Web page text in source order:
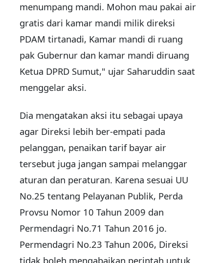
menumpang mandi. Mohon mau pakai air
gratis dari kamar mandi milik direksi
PDAM tirtanadi, Kamar mandi di ruang
pak Gubernur dan kamar mandi diruang
Ketua DPRD Sumut," ujar Saharuddin saat
menggelar aksi.
Dia mengatakan aksi itu sebagai upaya
agar Direksi lebih ber-empati pada
pelanggan, penaikan tarif bayar air
tersebut juga jangan sampai melanggar
aturan dan peraturan. Karena sesuai UU
No.25 tentang Pelayanan Publik, Perda
Provsu Nomor 10 Tahun 2009 dan
Permendagri No.71 Tahun 2016 jo.
Permendagri No.23 Tahun 2006, Direksi
tidak boleh mengabaikan perintah untuk